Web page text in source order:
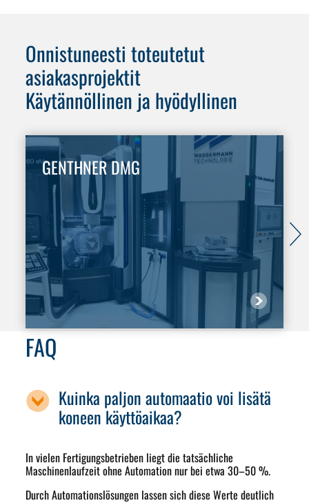
Onnistuneesti toteutetut
asiakasprojektit
Käytännöllinen ja hyödyllinen
GENTHNER DMG
FAQ
Kuinka paljon automaatio voi lisätä
koneen käyttöaikaa?
In vielen Fertigungsbetrieben liegt die tatsächliche
Maschinenlaufzeit ohne Automation nur bei etwa 30–50 %.
Durch Automationslösungen lassen sich diese Werte deutlich